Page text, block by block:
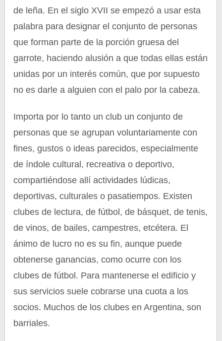
de leña. En el siglo XVII se empezó a usar esta
palabra para designar el conjunto de personas
que forman parte de la porción gruesa del
garrote, haciendo alusión a que todas ellas están
unidas por un interés común, que por supuesto
no es darle a alguien con el palo por la cabeza.
Importa por lo tanto un club un conjunto de
personas que se agrupan voluntariamente con
fines, gustos o ideas parecidos, especialmente
de índole cultural, recreativa o deportivo,
compartiéndose allí actividades lúdicas,
deportivas, culturales o pasatiempos. Existen
clubes de lectura, de fútbol, de básquet, de tenis,
de vinos, de bailes, campestres, etcétera. El
ánimo de lucro no es su fin, aunque puede
obtenerse ganancias, como ocurre con los
clubes de fútbol. Para mantenerse el edificio y
sus servicios suele cobrarse una cuota a los
socios. Muchos de los clubes en Argentina, son
barriales.